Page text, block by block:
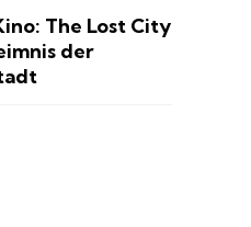
The Lost City
der